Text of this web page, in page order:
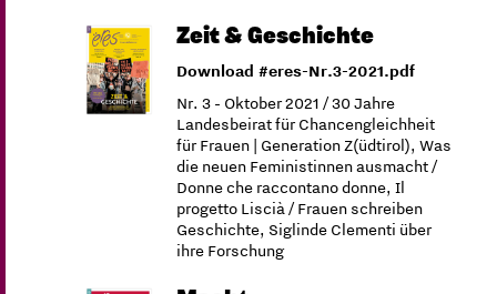
Zeit & Geschichte
Download #eres-Nr.3-2021.pdf
Nr. 3 - Oktober 2021 / 30 Jahre
Landesbeirat für Chancengleichheit
für Frauen | Generation Z(üdtirol), Was
die neuen Feministinnen ausmacht /
Donne che raccontano donne, Il
progetto Liscià / Frauen schreiben
Geschichte, Siglinde Clementi über
ihre Forschung